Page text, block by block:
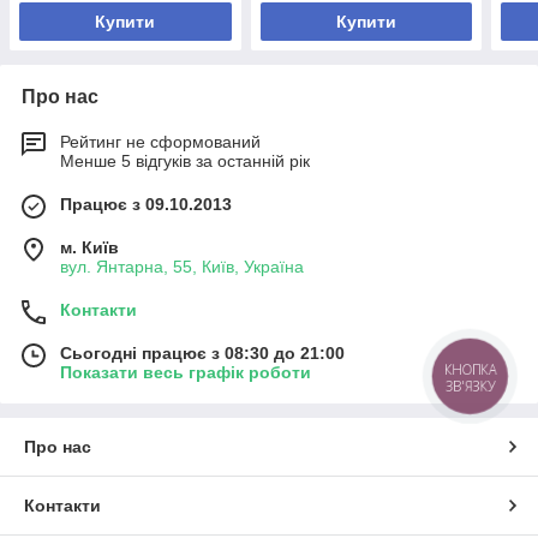
Купити Купити
Про нас
Рейтинг не сформований
Менше 5 відгуків за останній рік
Працює з 09.10.2013
м. Київ
вул. Янтарна, 55, Київ, Україна
Контакти
Сьогодні працює з 08:30 до 21:00
Показати весь графік роботи
Про нас
Контакти
КНОПКА
ЗВ'ЯЗКУ